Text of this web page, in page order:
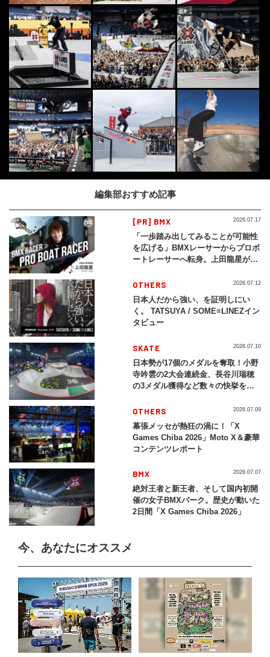
編集部おすすめ記事
[PR] BMX
「一歩踏み出してみることが可能性
を広げる」BMXレーサーからプロボ
ートレーサーへ転身。上田龍星が体
2026.07.17
OTHERS
日本人だから強い、を証明しにい
く。 TATSUYA / SOME≡LINEZイン
タビュー
2026.07.12
SKATE
日本勢が17個のメダルを奪取！小野
寺吟雲の2大会連続金、長谷川瑞穂
の3メダル獲得など数々の快挙をプ
2026」
2026.07.10
OTHERS
幕張メッセが熱狂の渦に！「X
Games Chiba 2026」Moto X＆豪華
コンテンツレポート
2026.07.09
BMX
絶対王者と新王者、そして国内初開
催の女子BMXパーク。歴史が動いた
2日間「X Games Chiba 2026」
2026.07.07
今、あなたにオススメ